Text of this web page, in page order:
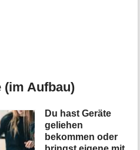
(im Aufbau)
Du hast Geräte
geliehen
bekommen oder